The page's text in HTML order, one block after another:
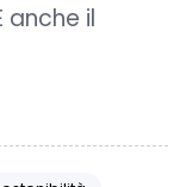
anche il